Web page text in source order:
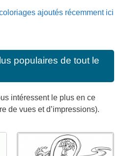
ajoutés récemment ici
populaires de tout le
intéressent le plus en ce
de vues et d’impressions).